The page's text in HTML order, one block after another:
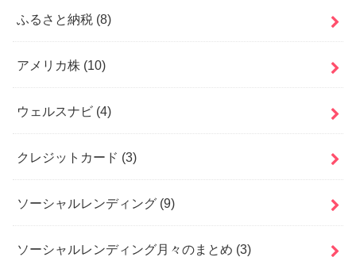
ふるさと納税 (8)
アメリカ株 (10)
ウェルスナビ (4)
クレジットカード (3)
ソーシャルレンディング (9)
ソーシャルレンディング月々のまとめ (3)